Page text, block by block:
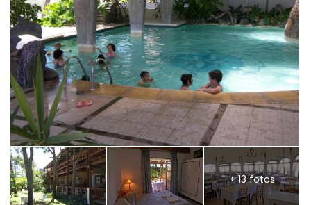
+ 13 fotos